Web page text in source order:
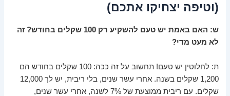
(וטיפה יצחיקו אתכם)
ש: האם באמת יש טעם להשקיע רק 100 שקלים בחודש? זה
לא מעט מדי?
ת: לחלוטין יש טעם! תחשוב על זה ככה: 100 שקלים בחודש הם
1,200 שקלים בשנה. אחרי עשר שנים, בלי ריבית, יש לך 12,000
שקלים. עם ריבית ממוצעת של 7% לשנה, אחרי עשר שנים,